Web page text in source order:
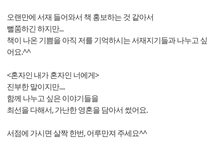
오랜만에 서재 들어와서 책 홍보하는 것 같아서
뻘쭘하긴 하지만...
책이 나온 기쁨을 아직 저를 기억하시는 서재지기들과 나누고 싶
어요.^^
<혼자인 내가 혼자인 너에게>
진부한 말이지만....
함께 나누고 싶은 이야기들을
최선을 다해서, 가난한 영혼을 담아서 썼어요.
서점에 가시면 살짝 한번, 어루만져 주세요^^